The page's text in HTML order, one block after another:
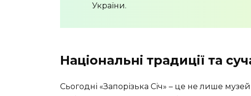
України.
Національні традиції та
Сьогодні «Запорізька Січ» – це не лише